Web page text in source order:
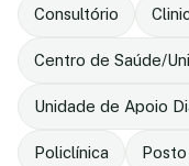
Consultório
Centro de Saúde/
Unidade de Apoio
Policlínica